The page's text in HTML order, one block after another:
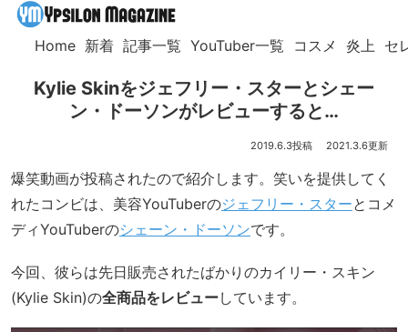
Home 新着 記事一覧 YouTuber一覧 コスメ 炎上 セ
Kylie Skinをジェフリー・スターとシェー
ン・ドーソンがレビューすると…
2019.6.3 2021.3.6
爆笑動画が投稿されたので紹介します。笑いを提供してく
れたコンビは、美容YouTuberのジェフリー・スターとコメ
ディYouTuberのシェーン・ドーソンです。
今回、彼らは先日販売されたばかりのカイリー・スキン
(Kylie Skin)の全商品をレビューしています。